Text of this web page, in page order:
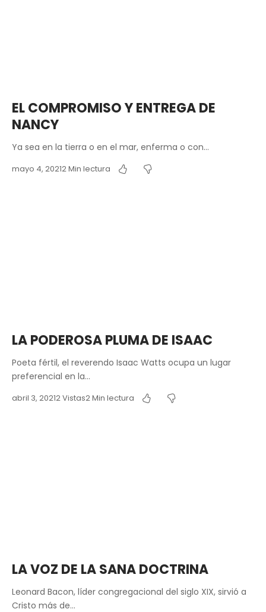
EL COMPROMISO Y ENTREGA DE
NANCY
Ya sea en la tierra o en el mar, enferma o con…
mayo 4, 20212 Min lectura
LA PODEROSA PLUMA DE ISAAC
Poeta fértil, el reverendo Isaac Watts ocupa un lugar
preferencial en la…
abril 3, 20212 Vistas2 Min lectura
LA VOZ DE LA SANA DOCTRINA
Leonard Bacon, líder congregacional del siglo XIX, sirvió a
Cristo más de…